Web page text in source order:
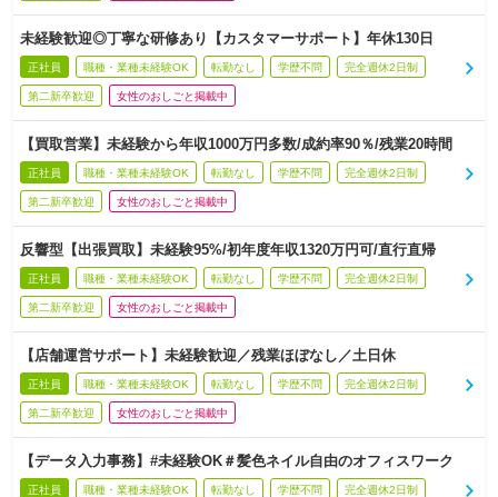
未経験歓迎◎丁寧な研修あり【カスタマーサポート】年休130日
正社員 職種・業種未経験OK 転勤なし 学歴不問 完全週休2日制
第二新卒歓迎 女性のおしごと掲載中
【買取営業】未経験から年収1000万円多数/成約率90％/残業20時間
正社員 職種・業種未経験OK 転勤なし 学歴不問 完全週休2日制
第二新卒歓迎 女性のおしごと掲載中
反響型【出張買取】未経験95%/初年度年収1320万円可/直行直帰
正社員 職種・業種未経験OK 転勤なし 学歴不問 完全週休2日制
第二新卒歓迎 女性のおしごと掲載中
【店舗運営サポート】未経験歓迎／残業ほぼなし／土日休
正社員 職種・業種未経験OK 転勤なし 学歴不問 完全週休2日制
第二新卒歓迎 女性のおしごと掲載中
【データ入力事務】#未経験OK＃髪色ネイル自由のオフィスワーク
正社員 職種・業種未経験OK 転勤なし 学歴不問 完全週休2日制